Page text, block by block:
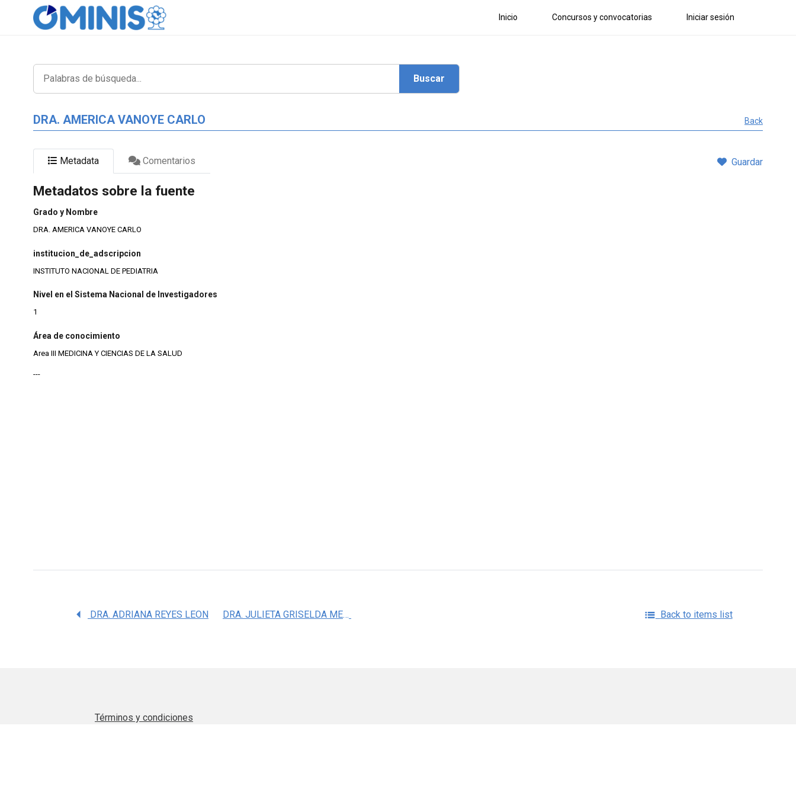
Inicio Concursos y convocatorias Iniciar sesión
DRA. AMERICA VANOYE CARLO Back
Metadata Comentarios Guardar
Metadatos sobre la fuente
Grado y Nombre
DRA. AMERICA VANOYE CARLO
institucion_de_adscripcion
INSTITUTO NACIONAL DE PEDIATRIA
Nivel en el Sistema Nacional de Investigadores
1
Área de conocimiento
Area III MEDICINA Y CIENCIAS DE LA SALUD
---
DRA. ADRIANA REYES LEON DRA. JULIETA GRISELDA MENDOZA TORREBLANCA Back to items list
Términos y condiciones